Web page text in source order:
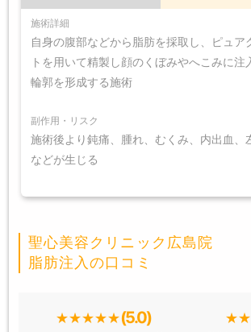
施術詳細
自身の腹部などから脂肪を採取し、ピュア
トを用いて精製し顔のくぼみやへこみに注
輪郭を形成する施術
副作用・リスク
施術後より鈍痛、腫れ、むくみ、内出血、
などが生じる
聖心美容クリニック広島院
脂肪注入の口コミ
(5.0)